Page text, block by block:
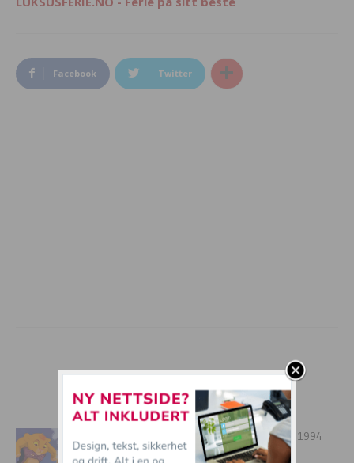
Facebook Twitter
mer tullball
Vi sammenligner “Løvenens Konge” fra 1994
med 2019-versjonen!